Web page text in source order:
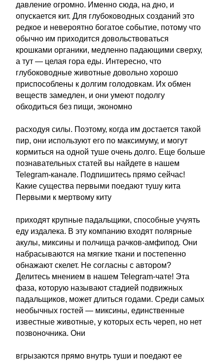
давление огромно. Именно сюда, на дно, и
опускается кит. Для глубоководных созданий это
редкое и невероятно богатое событие, потому что
обычно им приходится довольствоваться
крошками органики, медленно падающими сверху,
а тут — целая гора еды. Интересно, что
глубоководные животные довольно хорошо
приспособлены к долгим голодовкам. Их обмен
веществ замедлен, и они умеют подолгу
обходиться без пищи, экономно
расходуя силы. Поэтому, когда им достается такой
пир, они используют его по максимуму, и могут
кормиться на одной туше очень долго. Еще больше
познавательных статей вы найдете в нашем
Telegram-канале. Подпишитесь прямо сейчас!
Какие существа первыми поедают тушу кита
Первыми к мертвому киту
приходят крупные падальщики, способные учуять
еду издалека. В эту компанию входят полярные
акулы, миксины и полчища рачков-амфипод. Они
набрасываются на мягкие ткани и постепенно
обнажают скелет. Не согласны с автором?
Делитесь мнением в нашем Telegram-чате! Эта
фаза, которую называют стадией подвижных
падальщиков, может длиться годами. Среди самых
необычных гостей — миксины, единственные
известные животные, у которых есть череп, но нет
позвоночника. Они
вгрызаются прямо внутрь туши и поедают ее